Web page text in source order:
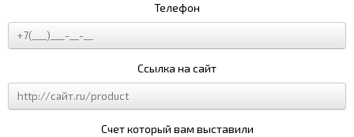
Телефон
Ссылка на сайт
Счет который вам выставили